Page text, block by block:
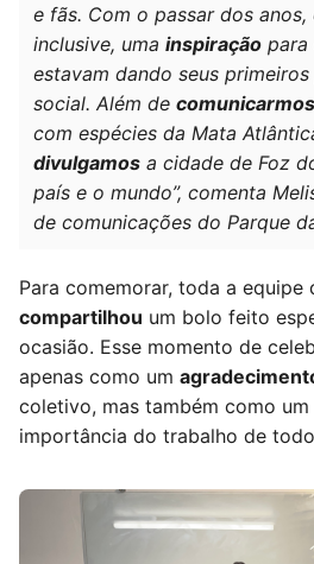
e fãs. Com o passar dos anos,
inclusive, uma inspiração para
estavam dando seus
social. Além de comunicarmos
com espécies da Mata
divulgamos a cidade de Foz
país e o mundo”, comenta
de comunicações do Parque
Para comemorar, toda a equipe
compartilhou um bolo feito
ocasião. Esse momento de
apenas como um
coletivo, mas também como um
importância do trabalho de